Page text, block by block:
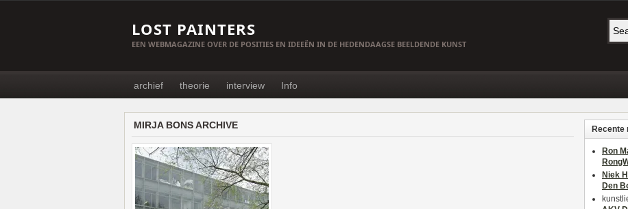
LOST PAINTERS
EEN WEBMAGAZINE OVER DE POSITIES EN IDEEËN IN DE HEDENDAAGSE BEELDENDE KUNST
archief theorie interview Info
MIRJA BONS ARCHIVE Recente
Ron
Niek
Den